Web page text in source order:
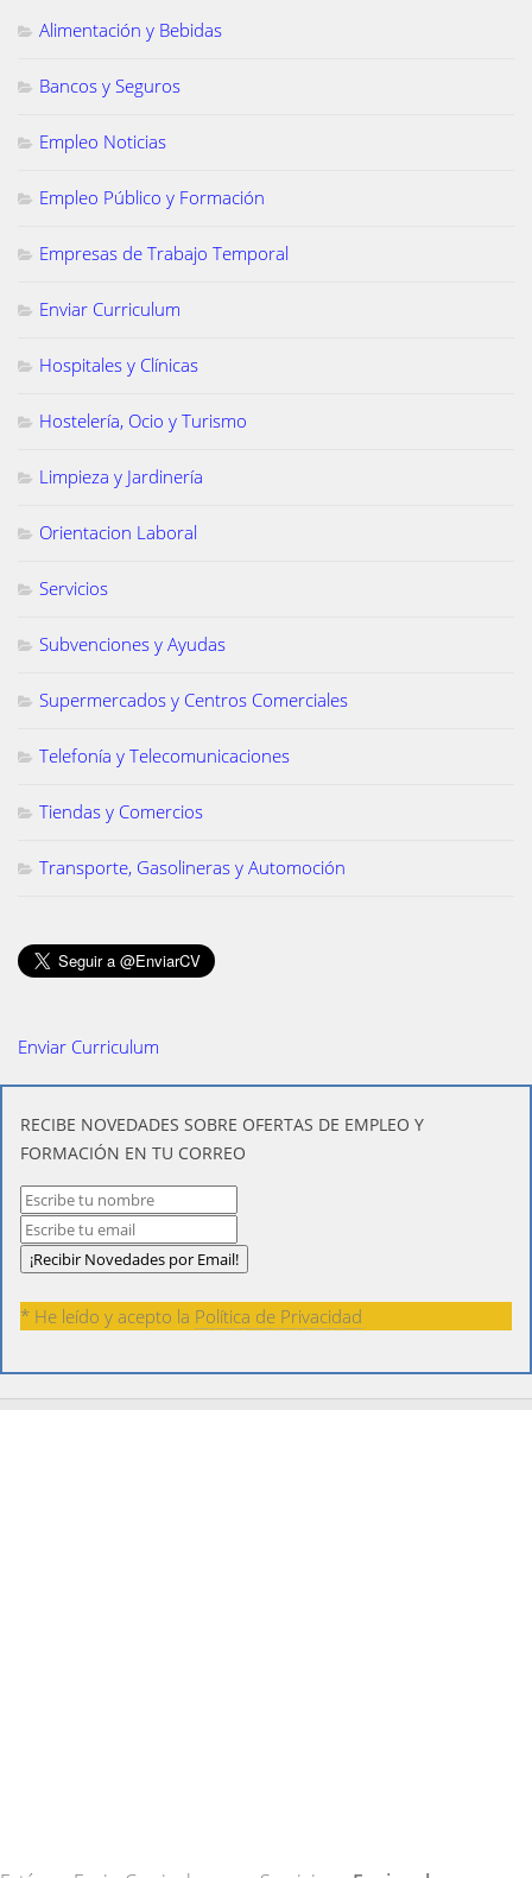
Alimentación y Bebidas
Bancos y Seguros
Empleo Noticias
Empleo Público y Formación
Empresas de Trabajo Temporal
Enviar Curriculum
Hospitales y Clínicas
Hostelería, Ocio y Turismo
Limpieza y Jardinería
Orientacion Laboral
Servicios
Subvenciones y Ayudas
Supermercados y Centros Comerciales
Telefonía y Telecomunicaciones
Tiendas y Comercios
Transporte, Gasolineras y Automoción
Enviar Curriculum
​RECIBE NOVEDADES SOBRE OFERTAS DE EMPLEO Y
FORMACIÓN EN TU CORREO
* He leído y acepto la Política de Privacidad